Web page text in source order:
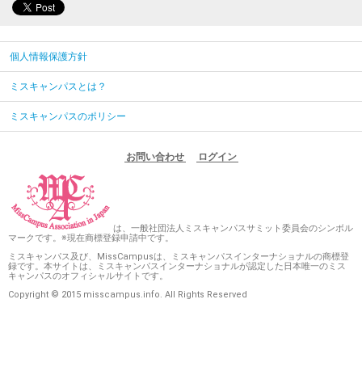
個人情報保護方針
ミスキャンパスとは？
ミスキャンパスのポリシー
お問い合わせ ログイン
は、一般社団法人ミスキャンパスサミット委員会のシンボル
マークです。※現在商標登録申請中です。
ミスキャンパス及び、MissCampusは、ミスキャンパスインターナショナルの商標登
録です。本サイトは、ミスキャンパスインターナショナルが認定した日本唯一のミス
キャンパスのオフィシャルサイトです。
Copyright © 2015 misscampus.info. All Rights Reserved